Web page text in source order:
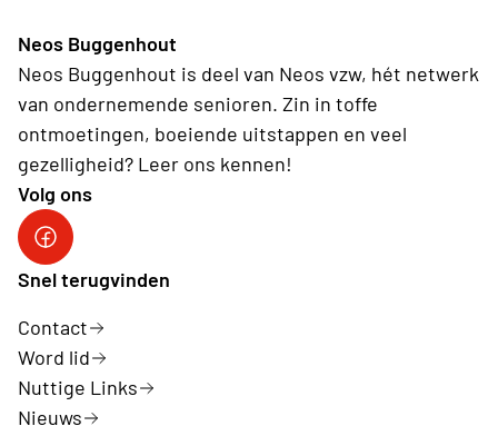
Neos Buggenhout
Neos Buggenhout is deel van Neos vzw, hét netwerk
van ondernemende senioren. Zin in toffe
ontmoetingen, boeiende uitstappen en veel
gezelligheid? Leer ons kennen!
Volg ons
Neos DiNA
Snel terugvinden
Contact
Word lid
Nuttige Links
Nieuws